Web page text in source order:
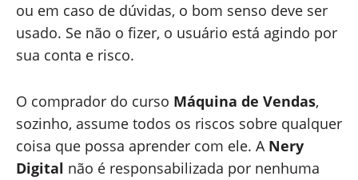
ou em caso de dúvidas, o bom senso deve ser
usado. Se não o fizer, o usuário está agindo por
sua conta e risco.
O comprador do curso Máquina de Vendas,
sozinho, assume todos os riscos sobre qualquer
coisa que possa aprender com ele. A Nery
Digital não é responsabilizada por nenhuma